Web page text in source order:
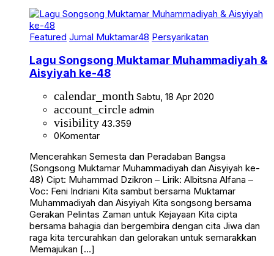
Featured Jurnal Muktamar48 Persyarikatan
Lagu Songsong Muktamar Muhammadiyah &
Aisyiyah ke-48
calendar_month Sabtu, 18 Apr 2020
account_circle admin
visibility 43.359
0Komentar
Mencerahkan Semesta dan Peradaban Bangsa
(Songsong Muktamar Muhammadiyah dan Aisyiyah ke-
48) Cipt: Muhammad Dzikron – Lirik: Albitsna Alfana –
Voc: Feni Indriani Kita sambut bersama Muktamar
Muhammadiyah dan Aisyiyah Kita songsong bersama
Gerakan Pelintas Zaman untuk Kejayaan Kita cipta
bersama bahagia dan bergembira dengan cita Jiwa dan
raga kita tercurahkan dan gelorakan untuk semarakkan
Memajukan […]